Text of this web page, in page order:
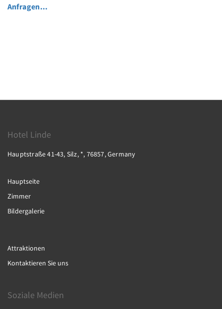
Anfragen...
Hotel Linde
Hauptstraße 41-43, Silz, *, 76857, Germany
Hauptseite
Zimmer
Bildergalerie
Attraktionen
Kontaktieren Sie uns
Soziale Medien